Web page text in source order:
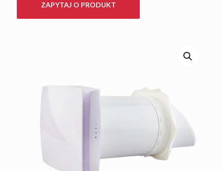
ZAPYTAJ O PRODUKT